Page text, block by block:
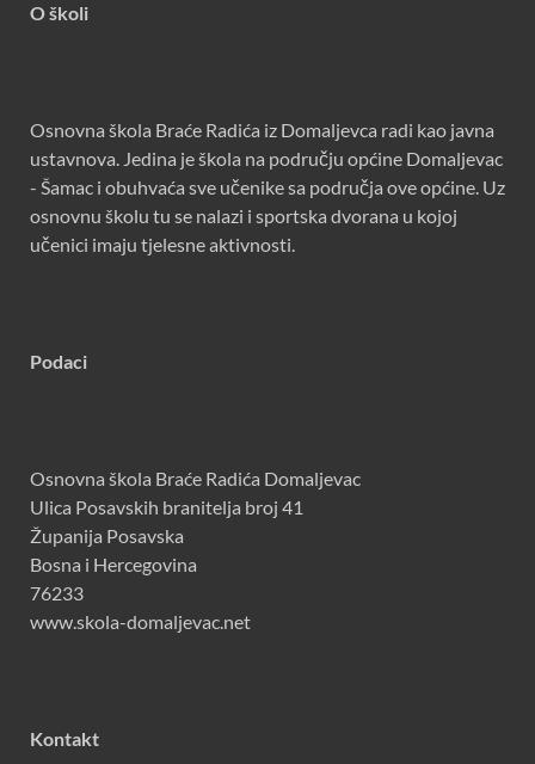
O školi
Osnovna škola Braće Radića iz Domaljevca radi kao javna
ustavnova. Jedina je škola na području općine Domaljevac
- Šamac i obuhvaća sve učenike sa područja ove općine. Uz
osnovnu školu tu se nalazi i sportska dvorana u kojoj
učenici imaju tjelesne aktivnosti.
Podaci
Osnovna škola Braće Radića Domaljevac
Ulica Posavskih branitelja broj 41
Županija Posavska
Bosna i Hercegovina
76233
www.skola-domaljevac.net
Kontakt